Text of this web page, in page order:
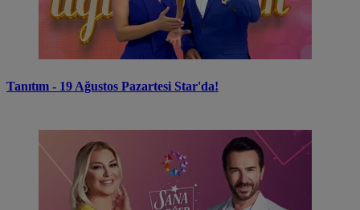
Tanıtım - 19 Ağustos Pazartesi Star'da!